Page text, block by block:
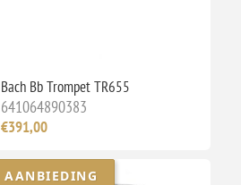
Bach Bb Trompet TR655
641064890383
€391,00
AANBIEDING